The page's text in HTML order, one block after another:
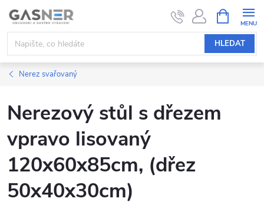
Přejít
obsah
HLEDAT
NÁKUPNÍ
KOŠÍK
Nerez svařovaný
Nerezový stůl s dřezem
vpravo lisovaný
120x60x85cm, (dřez
50x40x30cm)